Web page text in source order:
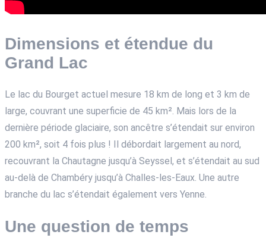
Dimensions et étendue du
Grand Lac
Le lac du Bourget actuel mesure 18 km de long et 3 km de
large, couvrant une superficie de 45 km². Mais lors de la
dernière période glaciaire, son ancêtre s’étendait sur environ
200 km², soit 4 fois plus ! Il débordait largement au nord,
recouvrant la Chautagne jusqu’à Seyssel, et s’étendait au sud
au-delà de Chambéry jusqu’à Challes-les-Eaux. Une autre
branche du lac s’étendait également vers Yenne.
Une question de temps